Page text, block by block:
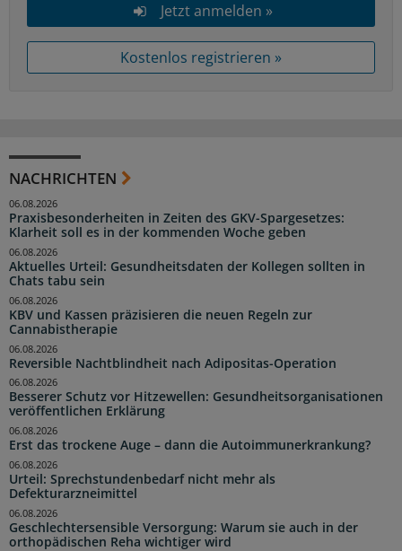
Jetzt anmelden »
Kostenlos registrieren »
NACHRICHTEN
Praxisbesonderheiten in Zeiten des GKV-Spargesetzes:
Klarheit soll es in der kommenden Woche geben
06.08.2026
Aktuelles Urteil: Gesundheitsdaten der Kollegen sollten in
Chats tabu sein
06.08.2026
KBV und Kassen präzisieren die neuen Regeln zur
Cannabistherapie
06.08.2026
Reversible Nachtblindheit nach Adipositas-Operation
06.08.2026
Besserer Schutz vor Hitzewellen: Gesundheitsorganisationen
veröffentlichen Erklärung
06.08.2026
Erst das trockene Auge – dann die Autoimmunerkrankung?
06.08.2026
Urteil: Sprechstundenbedarf nicht mehr als
Defekturarzneimittel
06.08.2026
Geschlechtersensible Versorgung: Warum sie auch in der
orthopädischen Reha wichtiger wird
06.08.2026